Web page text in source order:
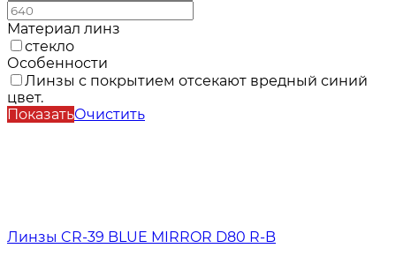
Материал линз
стекло
Особенности
Линзы с покрытием отсекают вредный синий
цвет.
ПоказатьОчистить
Линзы CR-39 BLUE MIRROR D80 R-B